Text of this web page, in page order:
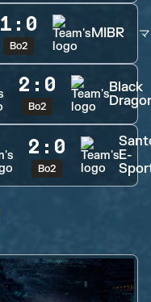
1 : 0
Bo2
MIBR
2 : 0
Bo2
Black
2 : 0
Bo2
E-